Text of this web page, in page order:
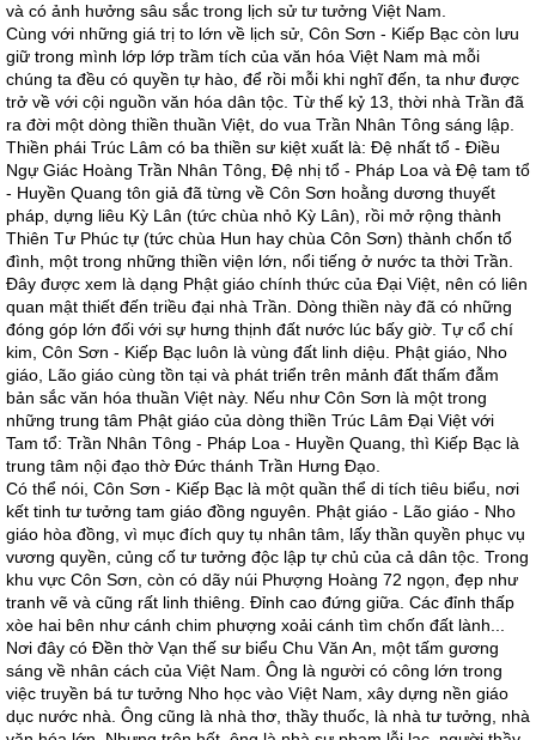
và có ảnh hưởng sâu sắc trong lịch sử tư tưởng Việt Nam.
Cùng với những giá trị to lớn về lịch sử, Côn Sơn - Kiếp Bạc còn lưu
giữ trong mình lớp lớp trầm tích của văn hóa Việt Nam mà mỗi
chúng ta đều có quyền tự hào, để rồi mỗi khi nghĩ đến, ta như được
trở về với cội nguồn văn hóa dân tộc. Từ thế kỷ 13, thời nhà Trần đã
ra đời một dòng thiền thuần Việt, do vua Trần Nhân Tông sáng lập.
Thiền phái Trúc Lâm có ba thiền sư kiệt xuất là: Ðệ nhất tổ - Ðiều
Ngự Giác Hoàng Trần Nhân Tông, Ðệ nhị tổ - Pháp Loa và Ðệ tam tổ
- Huyền Quang tôn giả đã từng về Côn Sơn hoằng dương thuyết
pháp, dựng liêu Kỳ Lân (tức chùa nhỏ Kỳ Lân), rồi mở rộng thành
Thiên Tư Phúc tự (tức chùa Hun hay chùa Côn Sơn) thành chốn tổ
đình, một trong những thiền viện lớn, nổi tiếng ở nước ta thời Trần.
Ðây được xem là dạng Phật giáo chính thức của Ðại Việt, nên có liên
quan mật thiết đến triều đại nhà Trần. Dòng thiền này đã có những
đóng góp lớn đối với sự hưng thịnh đất nước lúc bấy giờ. Tự cổ chí
kim, Côn Sơn - Kiếp Bạc luôn là vùng đất linh diệu. Phật giáo, Nho
giáo, Lão giáo cùng tồn tại và phát triển trên mảnh đất thấm đẫm
bản sắc văn hóa thuần Việt này. Nếu như Côn Sơn là một trong
những trung tâm Phật giáo của dòng thiền Trúc Lâm Ðại Việt với
Tam tổ: Trần Nhân Tông - Pháp Loa - Huyền Quang, thì Kiếp Bạc là
trung tâm nội đạo thờ Ðức thánh Trần Hưng Ðạo.
Có thể nói, Côn Sơn - Kiếp Bạc là một quần thể di tích tiêu biểu, nơi
kết tinh tư tưởng tam giáo đồng nguyên. Phật giáo - Lão giáo - Nho
giáo hòa đồng, vì mục đích quy tụ nhân tâm, lấy thần quyền phục vụ
vương quyền, củng cố tư tưởng độc lập tự chủ của cả dân tộc. Trong
khu vực Côn Sơn, còn có dãy núi Phượng Hoàng 72 ngọn, đẹp như
tranh vẽ và cũng rất linh thiêng. Ðỉnh cao đứng giữa. Các đỉnh thấp
xòe hai bên như cánh chim phượng xoải cánh tìm chốn đất lành...
Nơi đây có Ðền thờ Vạn thế sư biểu Chu Văn An, một tấm gương
sáng về nhân cách của Việt Nam. Ông là người có công lớn trong
việc truyền bá tư tưởng Nho học vào Việt Nam, xây dựng nền giáo
dục nước nhà. Ông cũng là nhà thơ, thầy thuốc, là nhà tư tưởng, nhà